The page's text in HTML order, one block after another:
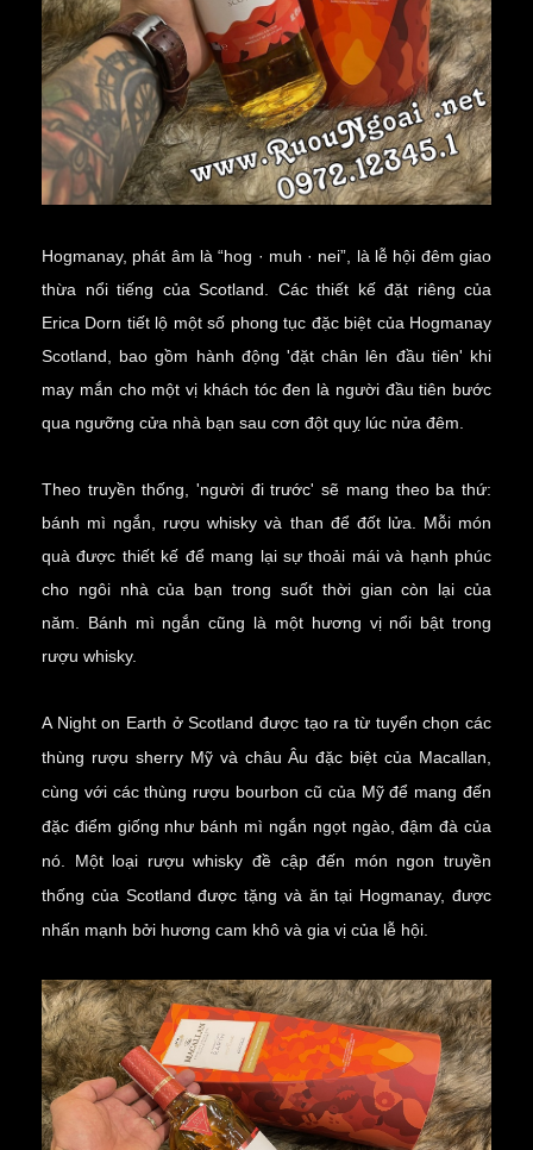
Hogmanay, phát âm là “hog · muh · nei”, là lễ hội đêm giao
thừa nổi tiếng của Scotland. Các thiết kế đặt riêng của
Erica Dorn tiết lộ một số phong tục đặc biệt của Hogmanay
Scotland, bao gồm hành động 'đặt chân lên đầu tiên' khi
may mắn cho một vị khách tóc đen là người đầu tiên bước
qua ngưỡng cửa nhà bạn sau cơn đột quỵ lúc nửa đêm.
Theo truyền thống, 'người đi trước' sẽ mang theo ba thứ:
bánh mì ngắn, rượu whisky và than để đốt lửa. Mỗi món
quà được thiết kế để mang lại sự thoải mái và hạnh phúc
cho ngôi nhà của bạn trong suốt thời gian còn lại của
năm. Bánh mì ngắn cũng là một hương vị nổi bật trong
rượu whisky.
A Night on Earth ở Scotland được tạo ra từ tuyển chọn các
thùng rượu sherry Mỹ và châu Âu đặc biệt của Macallan,
cùng với các thùng rượu bourbon cũ của Mỹ để mang đến
đặc điểm giống như bánh mì ngắn ngọt ngào, đậm đà của
nó. Một loại rượu whisky đề cập đến món ngon truyền
thống của Scotland được tặng và ăn tại Hogmanay, được
nhấn mạnh bởi hương cam khô và gia vị của lễ hội.